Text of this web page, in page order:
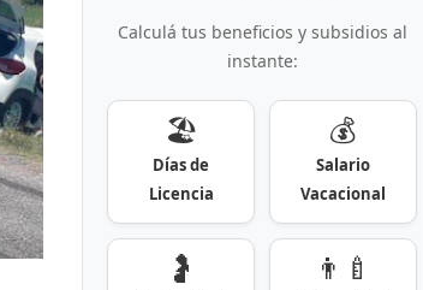
Calculá tus beneficios y subsidios al
instante:
🏖️
Días de
Licencia
💰
Salario
Vacacional
🤰 👨‍🍼